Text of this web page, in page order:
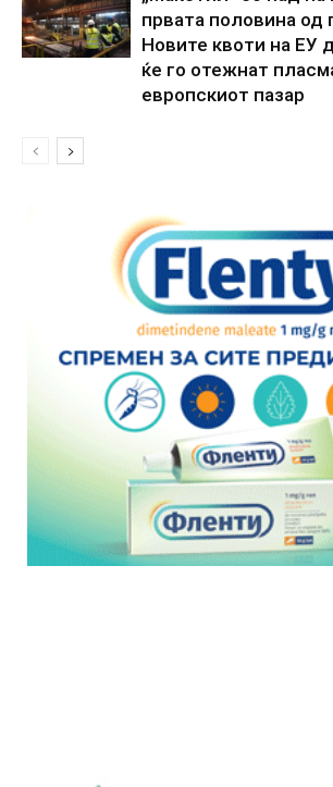
првата половина од
Новите квоти на ЕУ
ќе го отежнат
европскиот пазар